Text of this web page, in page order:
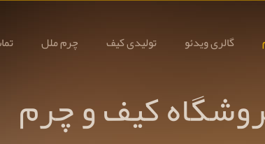
گالری ویدئو تولیدی کیف چرم ملل
کیف و چرم